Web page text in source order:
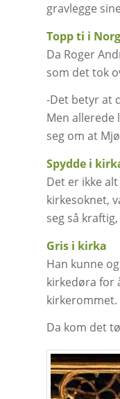
gravlegge
Topp ti i
Da Roger
som det tok
-Det betyr at
Men allerede
seg om at
Spydde i
Det er ikke
kirkesoknet,
seg så
Gris i kirka
Han kunne
kirkedøra for
kirkerommet.
Da kom det